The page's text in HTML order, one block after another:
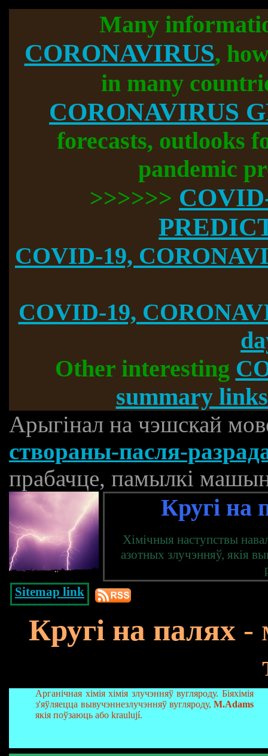
Many
CORONAVIRUS,
in many
CORONAVIRUS
forecasts, outlooks
pandemic
>>>>>>
COVID-19,
COVID-19,
Other interesting
summary
Арыгінал на чэшскай
створаны-пасля-
прабачце, памылкі
Кругі на
Хімічныя наступствы
азотных злучэнняў, якія
Sitemap link
Кругі на палях -
Арганічная хімія хімія злучэнняў вугляроду. Біяхімія
з'яўляецца вывучэнне
M.Adams
злучэнняў вугляроду,
якія поўзаюць або kraulují.